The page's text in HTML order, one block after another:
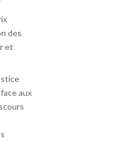
des
et
aux